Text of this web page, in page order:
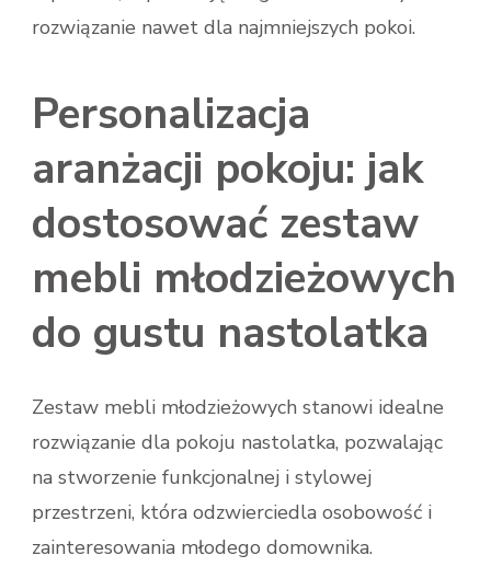
rozwiązanie nawet dla najmniejszych pokoi.
Personalizacja
aranżacji pokoju: jak
dostosować zestaw
mebli młodzieżowych
do gustu nastolatka
Zestaw mebli młodzieżowych stanowi idealne
rozwiązanie dla pokoju nastolatka, pozwalając
na stworzenie funkcjonalnej i stylowej
przestrzeni, która odzwierciedla osobowość i
zainteresowania młodego domownika.